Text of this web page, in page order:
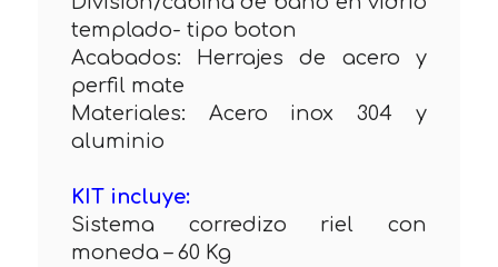
templado- tipo boton
Acabados: Herrajes de acero y
perfil mate
Materiales: Acero inox 304 y
aluminio
KIT incluye:
Sistema corredizo riel con
moneda – 60 Kg